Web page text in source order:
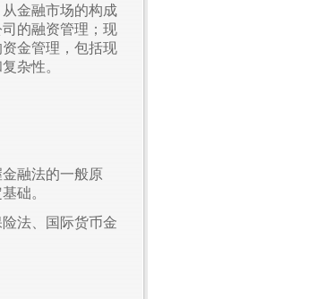
金融市场的构成
的融资管理；现
金管理，包括现
杂性。
融法的一般原
础。
法、国际货币金